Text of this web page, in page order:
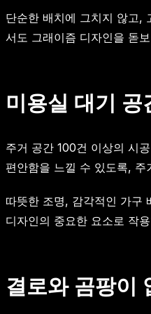
단순한 배치에 그치지 않고,
서도 그래이즘 디자인을 돋
미용실 대기
주거 공간 100건 이상의 시
편안함을 느낄 수 있도록,
따뜻한 조명, 감각적인 가구
디자인의 중요한 요소로 작
결로와 곰팡이